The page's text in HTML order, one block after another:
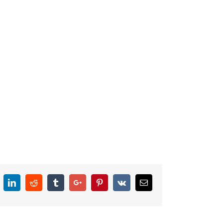
LinkedinReddit TumblrGoogle+ PinterestVk Email